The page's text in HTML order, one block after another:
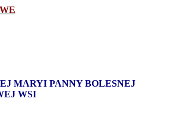
MARYI PANNY BOLESNEJ
WSI